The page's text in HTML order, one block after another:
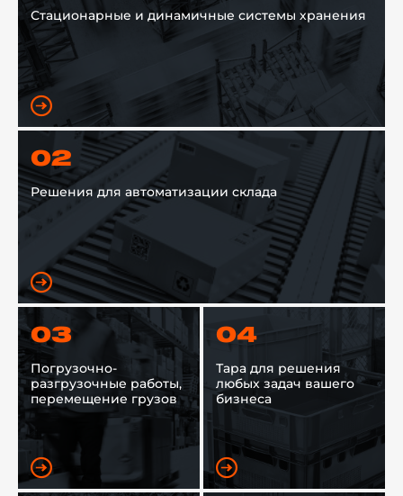
Стационарные и динамичные системы хранения
02
Решения для автоматизации склада
03
Погрузочно-
разгрузочные работы,
перемещение грузов
04
Тара для решения
любых задач вашего
бизнеса